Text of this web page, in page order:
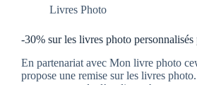
Livres Photo
-30% sur les livres photo
En partenariat avec Mon livre photo
propose une remise sur les livres